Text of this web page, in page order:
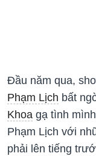
Đầu năm qua,
Phạm Lịch bất
Khoa gạ tình
Phạm Lịch với
phải lên tiếng